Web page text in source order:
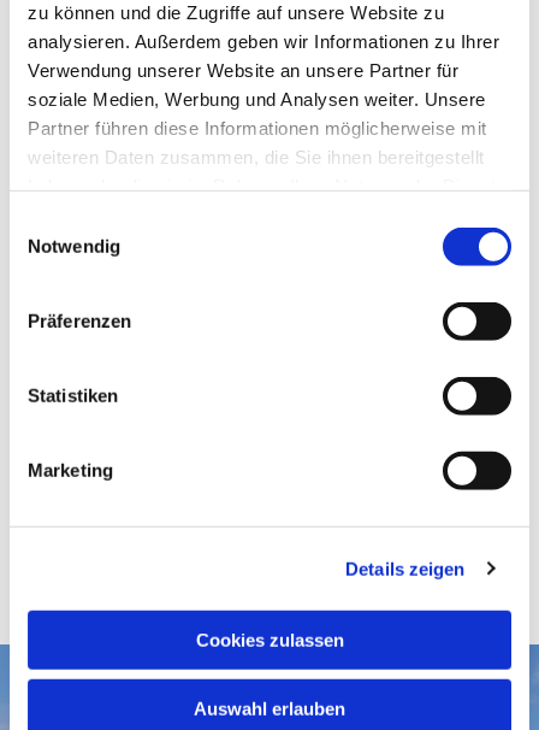
zu können und die Zugriffe auf unsere Website zu
analysieren. Außerdem geben wir Informationen zu Ihrer
Verwendung unserer Website an unsere Partner für
soziale Medien, Werbung und Analysen weiter. Unsere
Partner führen diese Informationen möglicherweise mit
weiteren Daten zusammen, die Sie ihnen bereitgestellt
Notwendig
Präferenzen
Statistiken
Marketing
Details zeigen
Cookies zulassen
Auswahl erlauben
Dies könnte Sie auch interessieren